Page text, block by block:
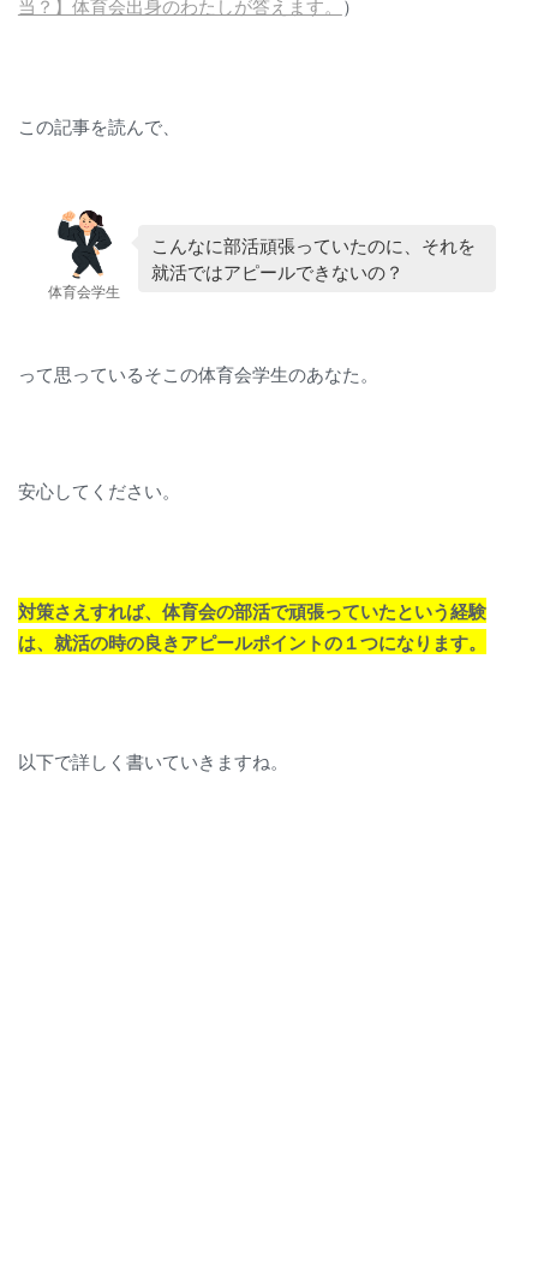
当？】体育会出身のわたしが答えます。 ）
この記事を読んで、
体育会学生
こんなに部活頑張っていたのに、それを
就活ではアピールできないの？
って思っているそこの体育会学生のあなた。
安心してください。
対策さえすれば、体育会の部活で頑張っていたという経験
は、就活の時の良きアピールポイントの１つになります。
以下で詳しく書いていきますね。